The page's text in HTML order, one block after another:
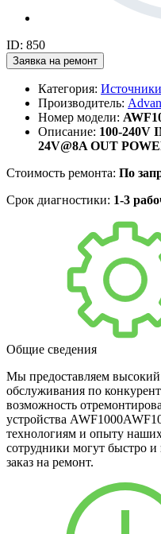
ID: 850
Заявка на ремонт
Категория:
Производитель:
Номер модели:
Описание: 100-240V
24V@8A OUT
Стоимость ремонта: По
Срок диагностики: 1-3
Общие сведения
Мы предоставляем высокий
обслуживания по
возможность
устройства
технологиям и опыту
сотрудники могут быстро
заказ на ремонт.